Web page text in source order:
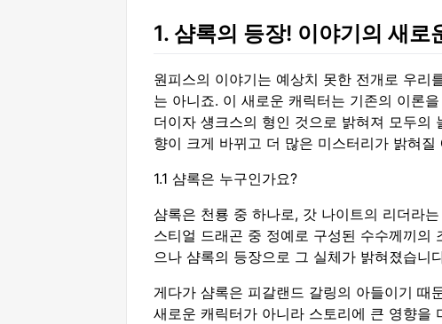
1. 샴록의 등장! 이야기의 새로
원피스의 이야기는 예상치 못한 전개로 우리
는 아니죠. 이 새로운 캐릭터는 기존의 이론
더이자 섕크스의 형인 것으로 밝혀져 모두의
향이 크게 바뀌고 더 많은 미스터리가 밝혀질
1.1 샴록은 누구인가요?
샴록은 천룡 중 하나로, 갓 나이트의 리더라
스티얼 드래곤 중 정예로 구성된 수수께끼의
으나 샴록의 등장으로 그 실체가 밝혀졌습니
게다가 샴록은 피갈랜드 갈링의 아들이기 때
새로운 캐릭터가 아니라 스토리에 큰 영향을